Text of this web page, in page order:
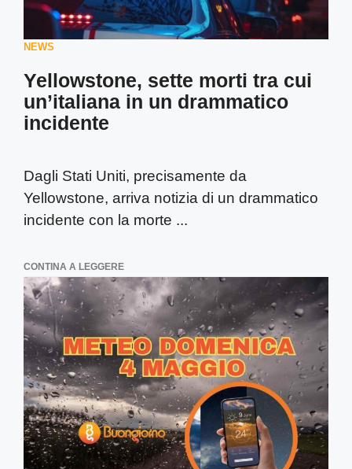
NEWS
Yellowstone, sette morti tra cui
un’italiana in un drammatico
incidente
Dagli Stati Uniti, precisamente da
Yellowstone, arriva notizia di un drammatico
incidente con la morte ...
CONTINA A LEGGERE